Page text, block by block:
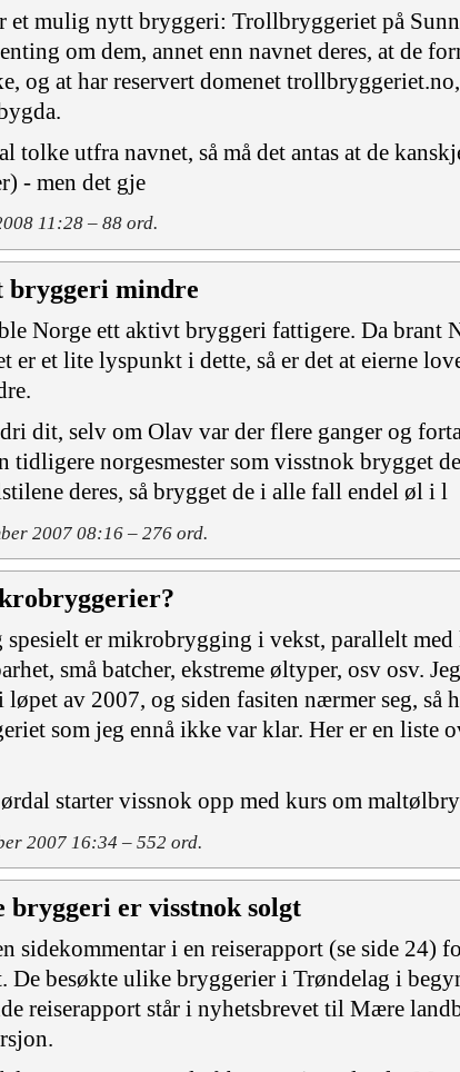
et mulig nytt bryggeri: Trollbryggeriet på
om dem, annet enn navnet deres, at de
og at har reservert domenet
tolke utfra navnet, så må det antas at de
- men det gje
11:28 – 88 ord.
bryggeri mindre
Norge ett aktivt bryggeri fattigere. Da brant
er et lite lyspunkt i dette, så er det at eierne
dit, selv om Olav var der flere ganger og
tidligere norgesmester som visstnok brygget
deres, så brygget de i alle fall endel øl i l
2007 08:16 – 276 ord.
er mikrobrygging i vekst, parallelt med
små batcher, ekstreme øltyper, osv osv.
av 2007, og siden fasiten nærmer seg, så
som jeg ennå ikke var klar. Her er en
starter vissnok opp med kurs om
2007 16:34 – 552 ord.
bryggeri er visstnok solgt
sidekommentar i en reiserapport (se side 24)
De besøkte ulike bryggerier i Trøndelag i
reiserapport står i nyhetsbrevet til Mære